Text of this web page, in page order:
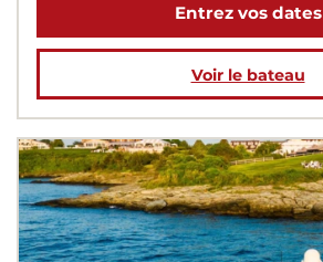
Entrez vos dates
Voir le bateau